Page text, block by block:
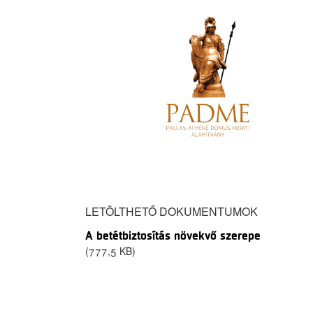
LETÖLTHETŐ DOKUMENTUMOK
A betétbiztosítás növekvő szerepe
777,5 KB